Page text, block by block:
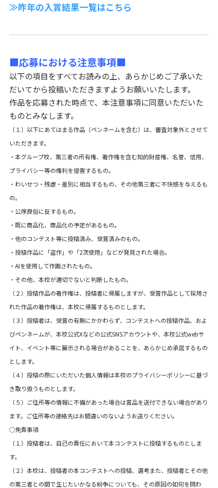
≫昨年の入賞結果一覧はこちら
■応募における注意事項■
以下の項目をすべてお読みの上、あらかじめご了承いた
だいてから投稿いただきますようお願いいたします。
作品を応募された時点で、本注意事項に同意いただいた
ものとみなします。
（１）以下にあてはまる作品（ペンネームを含む）は、審査対象外とさせて
いただきます。
・本グループ校、第三者の所有権、著作権を含む知的財産権、名誉、信用、
プライバシー等の権利を侵害するもの。
・わいせつ・残虐・差別に相当するもの、その他第三者に不快感を与えるも
の。
・公序良俗に反するもの。
・既に商品化、商品化の予定があるもの。
・他のコンテスト等に投稿済み、受賞済みのもの。
・投稿作品に「盗作」や「2次使用」などが発見された場合。
・AIを使用して作画されたもの。
・その他、本校が適切でないと判断したもの。
（２）投稿作品の著作権は、投稿者に帰属しますが、受賞作品として採用さ
れた作品の著作権は、本校に帰属するものとします。
（３）投稿者は、受賞の有無にかかわらず、コンテストへの投稿作品、およ
びペンネームが、本校公式Xなどの公式SNSアカウントや、本校公式webサ
イト、イベント等に展示される場合があることを、あらかじめ承諾するもの
とします。
（４）投稿の際にいただいた個人情報は本校のプライバシーポリシーに基づ
き取り扱うものとします。
（５）ご住所等の情報に不備があった場合は賞品を送付できない場合があり
ます。ご住所等の連絡先はお間違いのないようお送りください。
○免責事項
（１）投稿者は、自己の責任において本コンテストに投稿するものとしま
す。
（２）本校は、投稿者の本コンテストへの投稿、選考また、投稿者とその他
の第三者との間で生じたいかなる紛争についても、その原因の如何を問わ